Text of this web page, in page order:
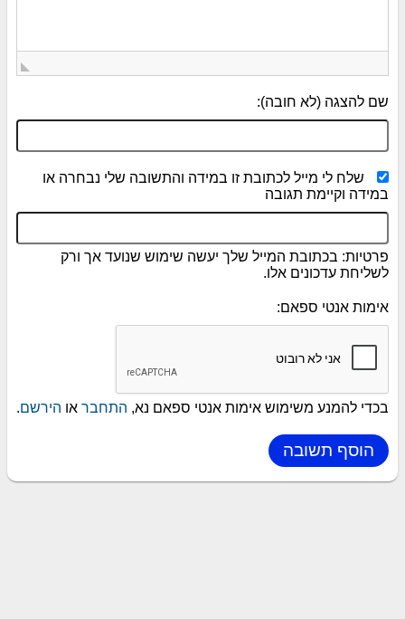
שם להצגה (לא חובה):
שלח לי מייל לכתובת זו במידה והתשובה שלי נבחרה או
במידה וקיימת תגובה
פרטיות: בכתובת המייל שלך יעשה שימוש שנועד אך ורק
לשליחת עדכונים אלו.
אימות אנטי ספאם:
בכדי להמנע משימוש אימות אנטי ספאם נא, התחבר או הירשם.